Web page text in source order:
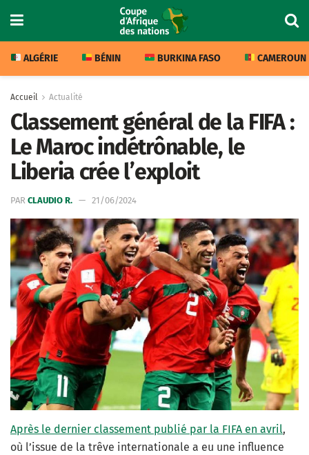
ALGÉRIE BÉNIN BURKINA FASO CAMEROUN
Accueil Actualité
Classement général de la FIFA :
Le Maroc indétrônable, le
Liberia crée l’exploit
PAR CLAUDIO R. 21/06/2024
Après le dernier classement publié par la FIFA en avril,
où l’issue de la trêve internationale a eu une influence